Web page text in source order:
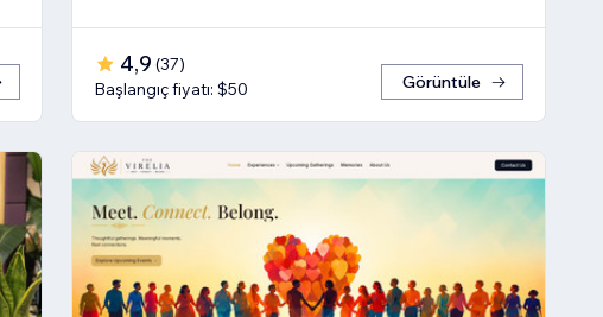
4,9 (37)
Başlangıç fiyatı: $50
Görüntüle